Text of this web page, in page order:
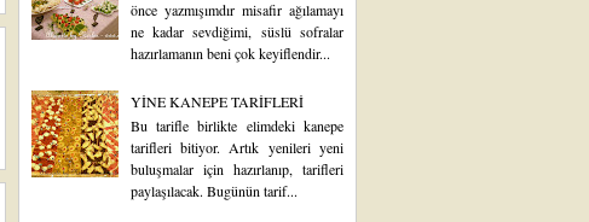
önce yazmışımdır misafir ağılamayı
ne kadar sevdiğimi, süslü sofralar
hazırlamanın beni çok keyiflendir...
YİNE KANEPE TARİFLERİ
Bu tarifle birlikte elimdeki kanepe
tarifleri bitiyor. Artık yenileri yeni
buluşmalar için hazırlanıp, tarifleri
paylaşılacak. Bugünün tarif...